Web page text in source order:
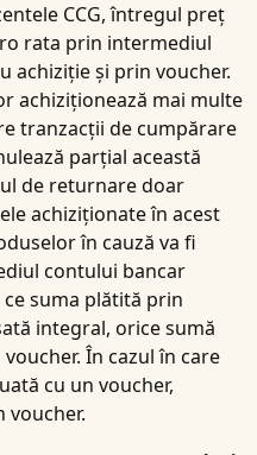
CCG, întregul preț
rata prin intermediul
achiziție și prin voucher.
achiziționează mai multe
tranzacții de cumpărare
parțial această
de returnare doar
achiziționate în acest
în cauză va fi
contului bancar
suma plătită prin
integral, orice sumă
În cazul în care
cu un voucher,
voucher.